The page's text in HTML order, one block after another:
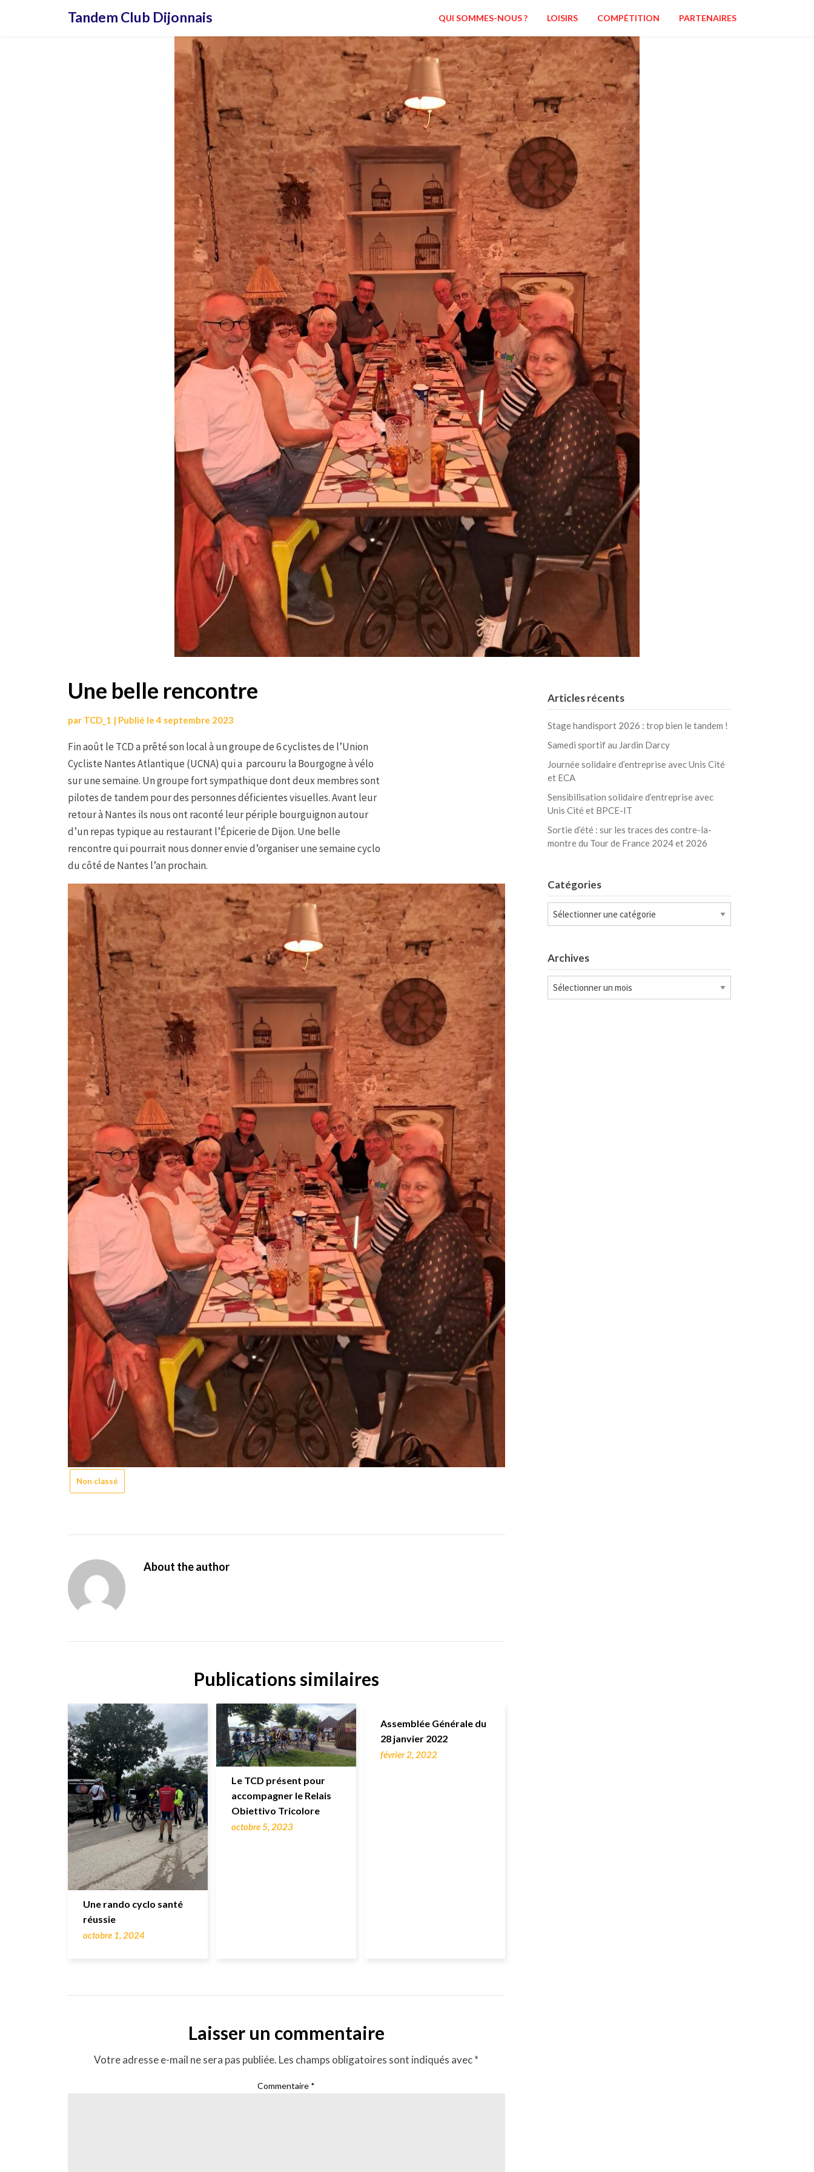
Tandem Club Dijonnais QUI SOMMES-NOUS ? LOISIRS COMPÉTITION PARTENAIRES
Une belle rencontre
par TCD_1 | Publié le4 septembre 2023
Fin août le TCD a prêté son local à un groupe de 6 cyclistes de l’Union
Cycliste Nantes Atlantique (UCNA) qui a parcouru la Bourgogne à vélo
sur une semaine. Un groupe fort sympathique dont deux membres sont
pilotes de tandem pour des personnes déficientes visuelles. Avant leur
retour à Nantes ils nous ont raconté leur périple bourguignon autour
d’un repas typique au restaurant l’Épicerie de Dijon. Une belle
rencontre qui pourrait nous donner envie d’organiser une semaine cyclo
du côté de Nantes l’an prochain.
Non classé
About the author
Publications similaires
Une rando cyclo santé
réussie
octobre 1, 2024
Le TCD présent pour
accompagner le Relais
Obiettivo Tricolore
octobre 5, 2023
Assemblée Générale du
28 janvier 2022
février 2, 2022
Laisser un commentaire
Votre adresse e-mail ne sera pas publiée. Les champs obligatoires sont indiqués avec*
Commentaire *
Articles récents
Stage handisport 2026 : trop bien le tandem !
Samedi sportif au Jardin Darcy
Journée solidaire d’entreprise avec Unis Cité
et ECA
Sensibilisation solidaire d’entreprise avec
Unis Cité et BPCE-IT
Sortie d’été : sur les traces des contre-la-
montre du Tour de France 2024 et 2026
Catégories
Catégories
Archives
Archives